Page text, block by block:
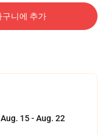
구니에 추가
Aug. 15 - Aug. 22